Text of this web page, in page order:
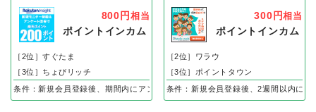
800円 相当
ポイントインカム
［2位］すぐたま
［3位］ちょびリッチ
条件：新規会員登録後、期間内にアンケート回答
300円相当
ポイントインカム
［2位］ワラウ
［3位］ポイントタウン
条件：新規会員登録後、2週間以内にア